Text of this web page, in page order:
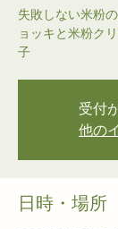
失敗しない米粉
ョッキと米粉ク
子
受付
他の
日時・場所